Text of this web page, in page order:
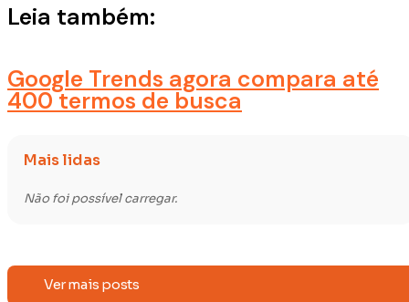
Leia também:
Google Trends agora compara até
400 termos de busca
Mais lidas
Não foi possível carregar.
Ver mais posts